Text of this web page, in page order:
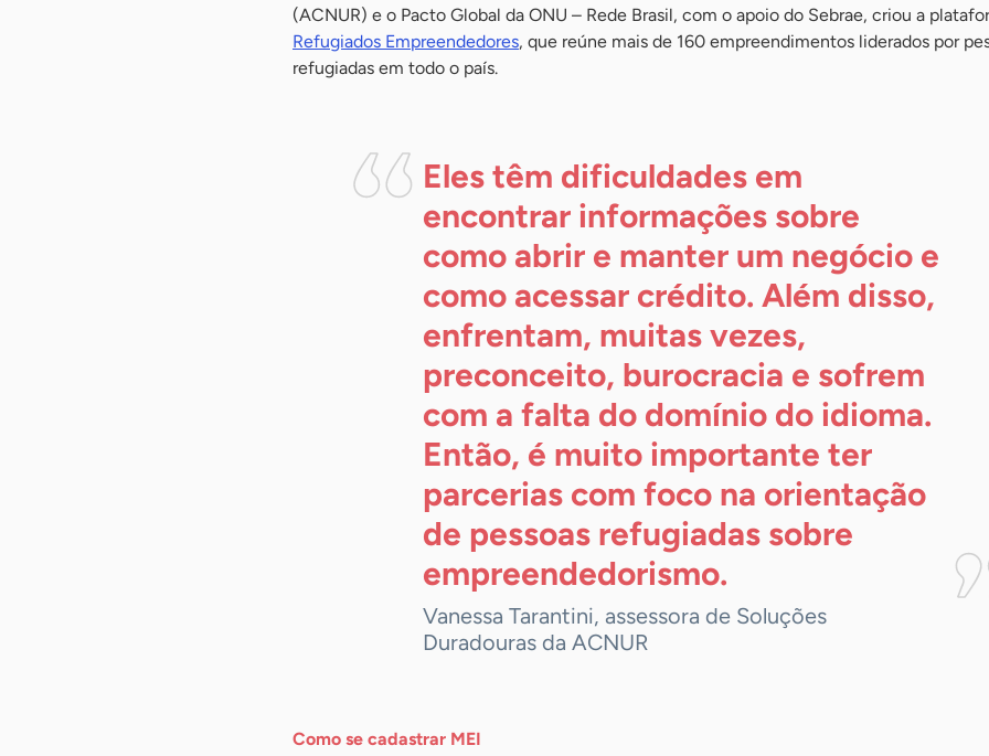
(ACNUR) e o Pacto Global da ONU – Rede Brasil, com o apoio do Sebrae, criou a
Refugiados Empreendedores, que reúne mais de 160 empreendimentos liderados por
refugiadas em todo o país.
Eles têm dificuldades em
encontrar informações sobre
como abrir e manter um negócio e
como acessar crédito. Além disso,
enfrentam, muitas vezes,
preconceito, burocracia e sofrem
com a falta do domínio do idioma.
Então, é muito importante ter
parcerias com foco na orientação
de pessoas refugiadas sobre
empreendedorismo.
Vanessa Tarantini, assessora de Soluções
Duradouras da ACNUR
Como se cadastrar MEI